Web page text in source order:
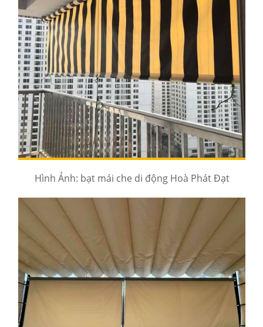
Hình Ảnh: bạt mái che di động Hoà Phát Đạt